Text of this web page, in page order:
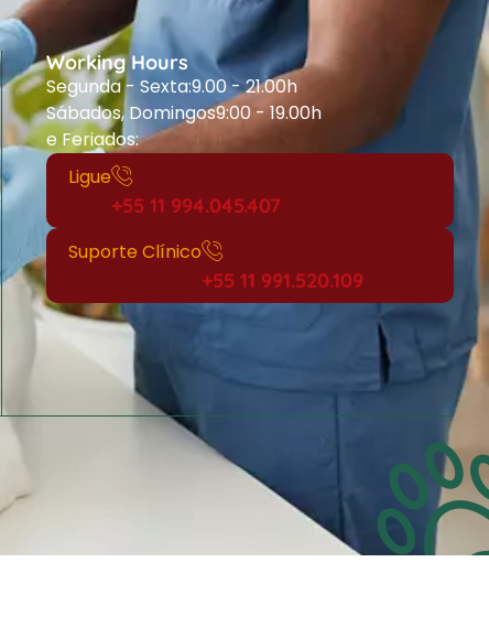
Working Hours
Segunda - Sexta:9.00 - 21.00h
Sábados, Domingos
e Feriados:
9:00 - 19.00h
Ligue
+55 11 994.045.407
Suporte Clínico
+55 11 991.520.109